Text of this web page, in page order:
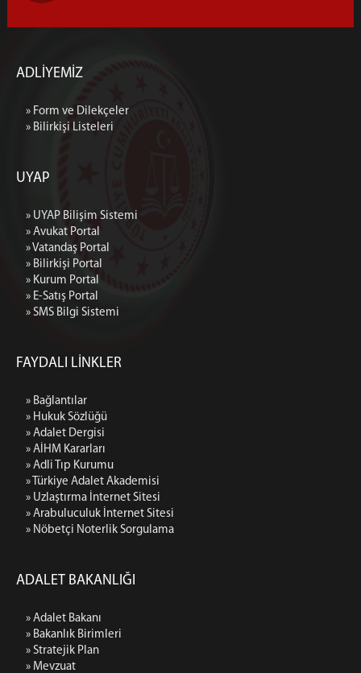
ADLİYEMİZ
» Form ve Dilekçeler
» Bilirkişi Listeleri
UYAP
» UYAP Bilişim Sistemi
» Avukat Portal
» Vatandaş Portal
» Bilirkişi Portal
» Kurum Portal
» E-Satış Portal
» SMS Bilgi Sistemi
FAYDALI LİNKLER
» Bağlantılar
» Hukuk Sözlüğü
» Adalet Dergisi
» AİHM Kararları
» Adli Tıp Kurumu
» Türkiye Adalet Akademisi
» Uzlaştırma İnternet Sitesi
» Arabuluculuk İnternet Sitesi
» Nöbetçi Noterlik Sorgulama
ADALET BAKANLIĞI
» Adalet Bakanı
» Bakanlık Birimleri
» Stratejik Plan
» Mevzuat